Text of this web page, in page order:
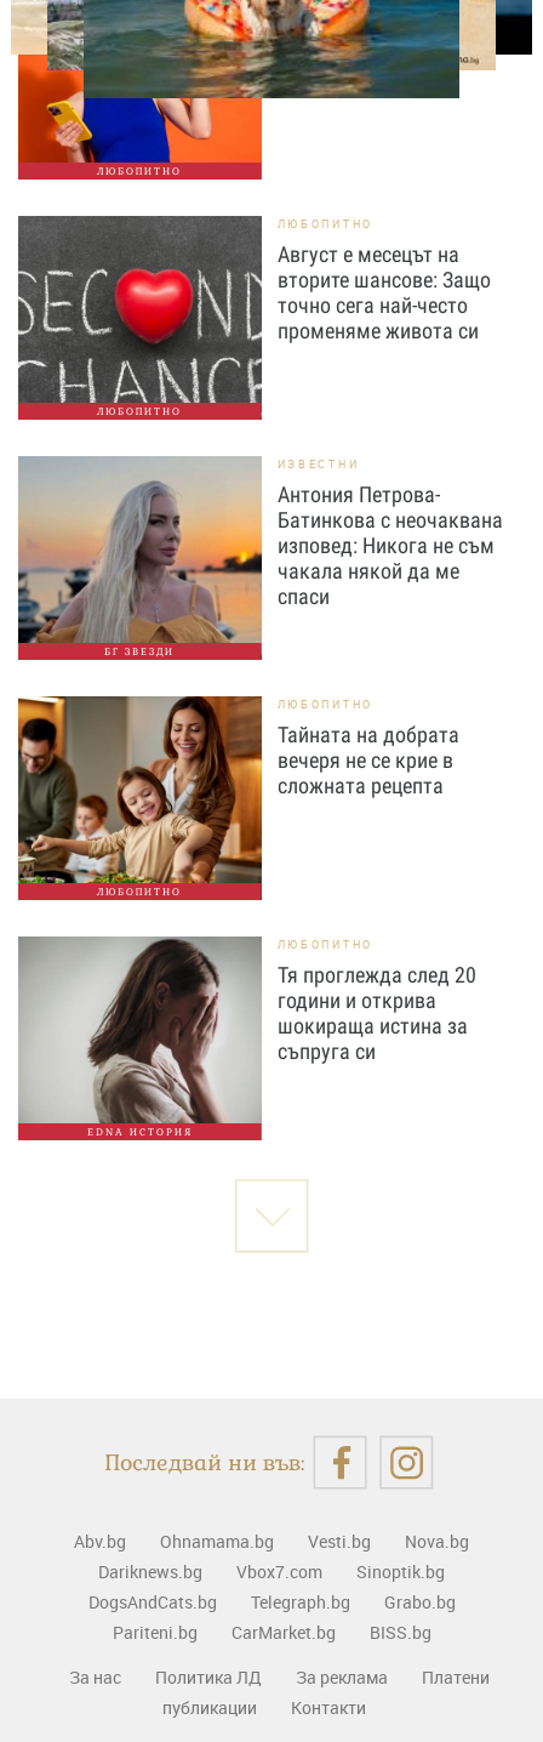
ЛЮБОПИТНО
ТЕСТ: Какво издава
телефонът ти за теб?
ЛЮБОПИТНО
ЛЮБОПИТНО
Август е месецът на
вторите шансове: Защо
точно сега най-често
променяме живота си
БГ ЗВЕЗДИ
ИЗВЕСТНИ
Антония Петрова-
Батинкова с неочаквана
изповед: Никога не съм
чакала някой да ме
спаси
ЛЮБОПИТНО
ЛЮБОПИТНО
Тайната на добрата
вечеря не се крие в
сложната рецепта
EDNA ИСТОРИЯ
ЛЮБОПИТНО
Тя проглежда след 20
години и открива
шокираща истина за
съпруга си
Последвай ни във:
Abv.bg Ohnamama.bg Vesti.bg
Nova.bg
Dariknews.bg
Vbox7.com
Sinoptik.bg
DogsAndCats.bg
Telegraph.bg
Grabo.bg
Pariteni.bg
CarMarket.bg
BISS.bg
За нас
Политика ЛД За реклама
Платени
публикации
Контакти